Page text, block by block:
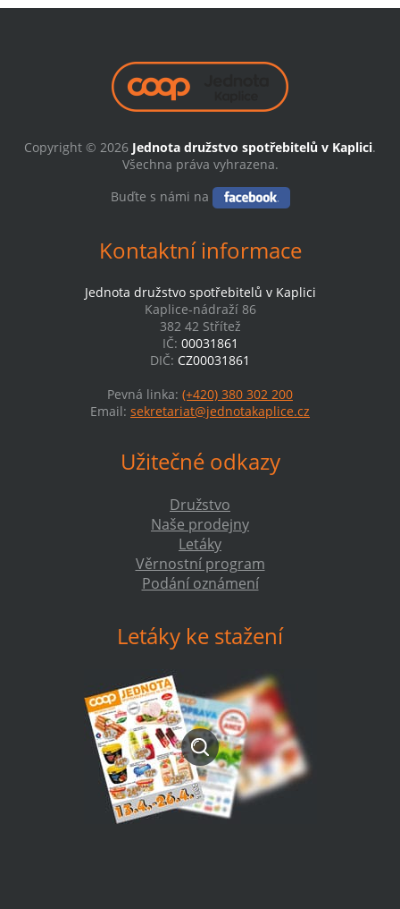
Copyright © 2026 Jednota družstvo spotřebitelů v Kaplici.
Všechna práva vyhrazena.
Buďte s námi na
Kontaktní informace
Jednota družstvo spotřebitelů v Kaplici
Kaplice-nádraží 86
382 42 Střítež
IČ: 00031861
DIČ: CZ00031861
Pevná linka: (+420) 380 302 200
Email: sekretariat@jednotakaplice.cz
Užitečné odkazy
Družstvo
Naše prodejny
Letáky
Věrnostní program
Podání oznámení
Letáky ke stažení